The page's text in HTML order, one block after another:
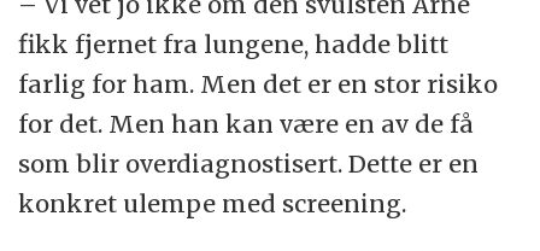
fikk fjernet fra lungene, hadde blitt
farlig for ham. Men det er en stor risiko
for det. Men han kan være en av de få
som blir overdiagnostisert. Dette er en
konkret ulempe med screening.